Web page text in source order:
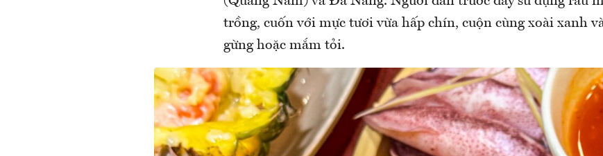
trồng, cuốn với mực tươi vừa hấp chín, cuộn cùng xoài xanh
gừng hoặc mắm tỏi.